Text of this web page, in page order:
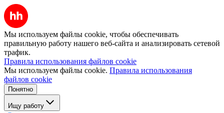
Мы используем файлы cookie, чтобы обеспечивать
правильную работу нашего веб-сайта и анализировать сетевой
трафик.
Правила использования файлов cookie
Мы используем файлы cookie. Правила использования
файлов cookie
Понятно
Ищу работу